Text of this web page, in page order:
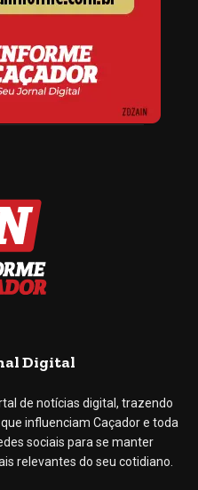
Digital
de notícias digital, trazendo
influenciam Caçador e toda
sociais para se manter
relevantes do seu cotidiano.